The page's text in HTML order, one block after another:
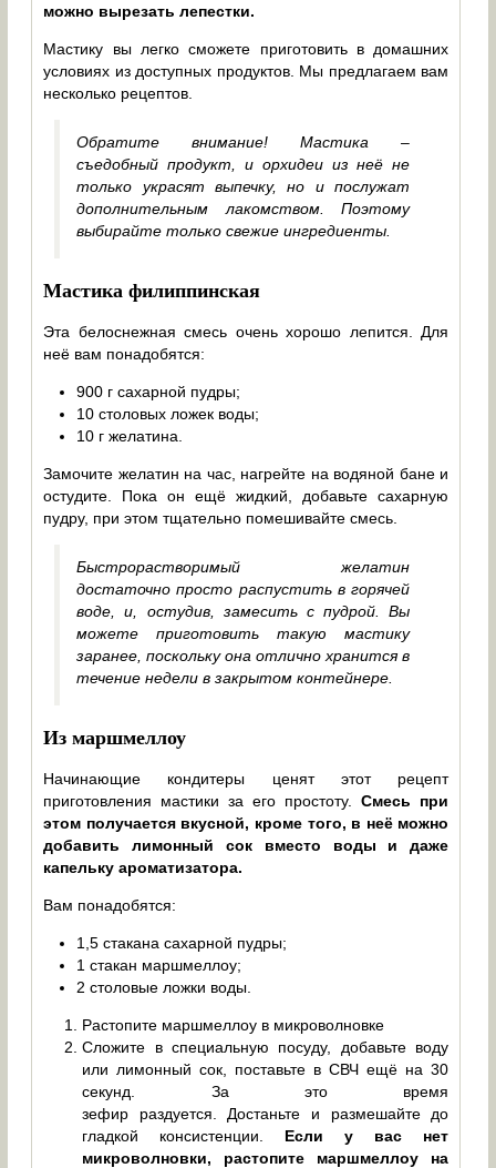
можно вырезать лепестки.
Мастику вы легко сможете приготовить в домашних
условиях из доступных продуктов. Мы предлагаем вам
несколько рецептов.
Обратите внимание! Мастика –
съедобный продукт, и орхидеи из неё не
только украсят выпечку, но и послужат
дополнительным лакомством. Поэтому
выбирайте только свежие ингредиенты.
Мастика филиппинская
Эта белоснежная смесь очень хорошо лепится. Для
неё вам понадобятся:
900 г сахарной пудры;
10 столовых ложек воды;
10 г желатина.
Замочите желатин на час, нагрейте на водяной бане и
остудите. Пока он ещё жидкий, добавьте сахарную
пудру, при этом тщательно помешивайте смесь.
Быстрорастворимый желатин
достаточно просто распустить в горячей
воде, и, остудив, замесить с пудрой. Вы
можете приготовить такую мастику
заранее, поскольку она отлично хранится в
течение недели в закрытом контейнере.
Из маршмеллоу
Начинающие кондитеры ценят этот рецепт
приготовления мастики за его простоту.Смесь при
этом получается вкусной, кроме того, в неё можно
добавить лимонный сок вместо воды и даже
капельку ароматизатора.
Вам понадобятся:
1,5 стакана сахарной пудры;
1 стакан маршмеллоу;
2 столовые ложки воды.
Растопите маршмеллоу в микроволновке
Сложите в специальную посуду, добавьте воду
или лимонный сок, поставьте в СВЧ ещё на 30
секунд. За это время
зефир раздуется. Достаньте и размешайте до
гладкой консистенции. Если у вас нет
микроволновки, растопите маршмеллоу на